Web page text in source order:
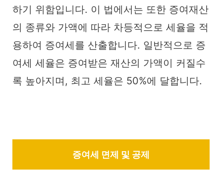
하기 위함입니다. 이 법에서는 또한 증여재산
의 종류와 가액에 따라 차등적으로 세율을 적
용하여 증여세를 산출합니다. 일반적으로 증
여세 세율은 증여받은 재산의 가액이 커질수
록 높아지며, 최고 세율은 50%에 달합니다.
증여세 면제 및 공제